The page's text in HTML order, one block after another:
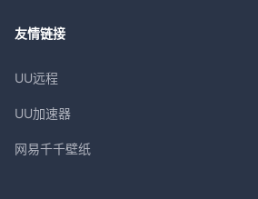
友情链接
UU远程
UU加速器
网易千千壁纸